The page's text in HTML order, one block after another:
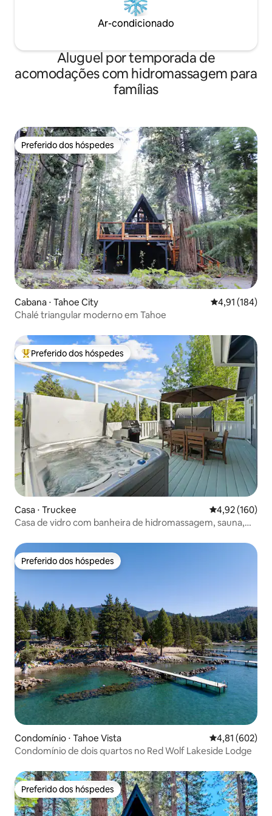
Ar-condicionado
Aluguel por temporada de
acomodações com hidromassagem para
famílias
Preferido dos hóspedes
Preferido dos hóspedes
Cabana ⋅ Tahoe City 4,91 de uma
4,91 (184)
Chalé triangular moderno em Tahoe
Entre os melhores preferidos dos hóspedes
Preferido dos hóspedes
Casa ⋅ Truckee 4,92 de uma
4,92 (160)
Casa de vidro com banheira de hidromassagem, sauna,
Preferido dos hóspedes
Preferido dos hóspedes
Condomínio ⋅ Tahoe Vista 4,81 de uma
4,81 (602)
Condomínio de dois quartos no Red Wolf Lakeside Lodge
Preferido dos hóspedes
Preferido dos hóspedes